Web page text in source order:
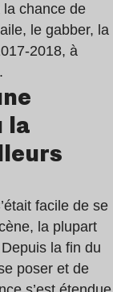
chance de
le gabber, la
2018, à
la
facile de se
la plupart
la fin du
poser et de